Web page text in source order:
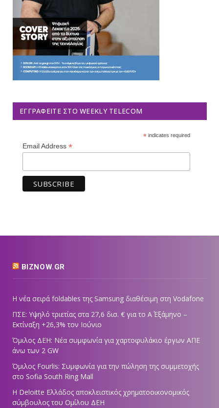
ΕΓΓΡΑΦΕΊΤΕ ΣΤΟ WEEKLY TELECOM
*indicates required
Email Address *
BIZNOW.GR
Η νέα σειρά foldables της Samsung διαθέσιμη στη Vodafone
ΠΣΕ: Υψηλό τριετίας στα 27,6 δισ. € για το Α΄ Εξάμηνο –
Εκτίναξη +26,3% τον Ιούνιο
Όμιλος ΔΕΗ: Νέα συμφωνία για χαρτοφυλάκιο έργων ΑΠΕ
άνω των 2 GW
Όμιλος Fourlis: Συμφωνία για την πώληση της συμμετοχής
στο Sofia South Ring Mall
Η Deloitte Ελλάδος αποκλειστικός χρηματοοικονομικός
σύμβουλος του Ομίλου ΔΕΗ